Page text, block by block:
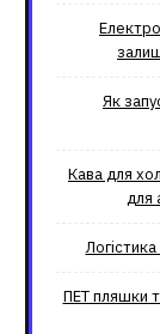
Як
Кава для
для
ПЕТ пляшки